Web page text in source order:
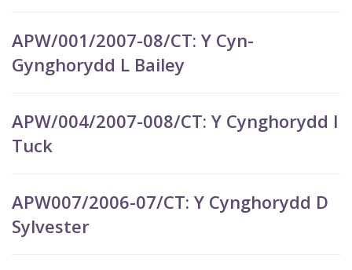
APW/001/2007-08/CT: Y Cyn-
Gynghorydd L Bailey
APW/004/2007-008/CT: Y Cynghorydd I
Tuck
APW007/2006-07/CT: Y Cynghorydd D
Sylvester